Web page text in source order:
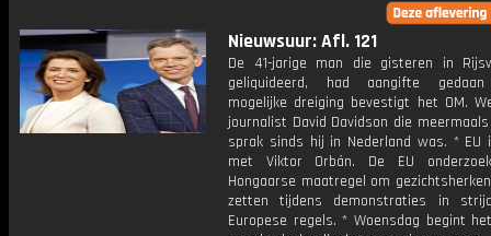
Nieuwsuur: Afl. 121
De 41-jarige man die gisteren in
geliquideerd, had aangifte
mogelijke dreiging bevestigt het OM.
journalist David Davidson die
sprak sinds hij in Nederland was. * EU
met Viktor Orbán. De EU
Hongaarse maatregel om
zetten tijdens demonstraties in
Europese regels. * Woensdag begint